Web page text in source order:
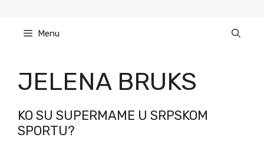
content Menu
JELENA BRUKS
KO SU SUPERMAME U SRPSKOM
SPORTU?